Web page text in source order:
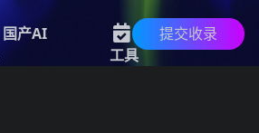
国产AI
新的AI
工具
提交收录